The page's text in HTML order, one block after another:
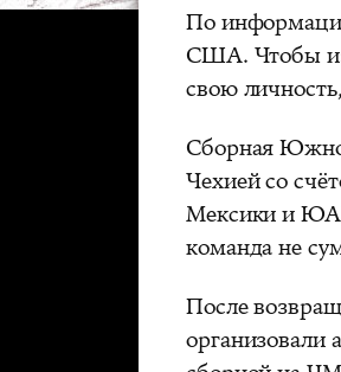
По
США. Чтобы
свою
Сборная
Чехией со
Мексики и
команда не
После
организовали